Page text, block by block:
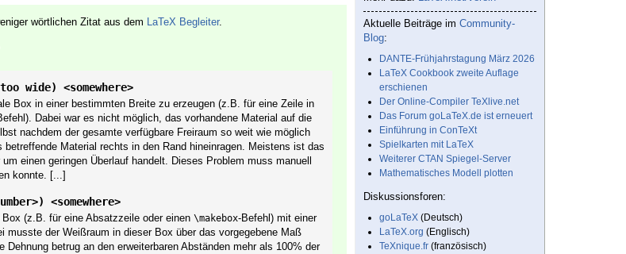
wörtlichen Zitat aus dem LaTeX Begleiter.
wide) <somewhere>
Box in einer bestimmten Breite zu erzeugen (z.B. für eine Zeile in
Dabei war es nicht möglich, das vorhandene Material auf die
nachdem der gesamte verfügbare Freiraum so weit wie möglich
betreffende Material rechts in den Rand hineinragen. Meistens ist das
einen geringen Überlauf handelt. Dieses Problem muss manuell
konnte. [...]
<somewhere>
(z.B. für eine Absatzzeile oder einen \makebox-Befehl) mit einer
musste der Weißraum in dieser Box über das vorgegebene Maß
Dehnung betrug an den erweiterbaren Abständen mehr als 100% der
Aktuelle Beiträge im Community-
Blog:
DANTE-Frühjahrstagung März 2026
LaTeX Cookbook zweite Auflage
erschienen
Der Online-Compiler TeXlive.net
Das Forum goLaTeX.de ist erneuert
Einführung in ConTeXt
Spielkarten mit LaTeX
Weiterer CTAN Spiegel-Server
Mathematisches Modell plotten
Diskussionsforen:
goLaTeX (Deutsch)
LaTeX.org (Englisch)
TeXnique.fr (französisch)